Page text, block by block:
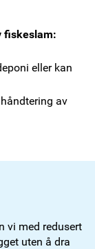
fiskeslam:
eller kan
av
vi med redusert
uten å dra